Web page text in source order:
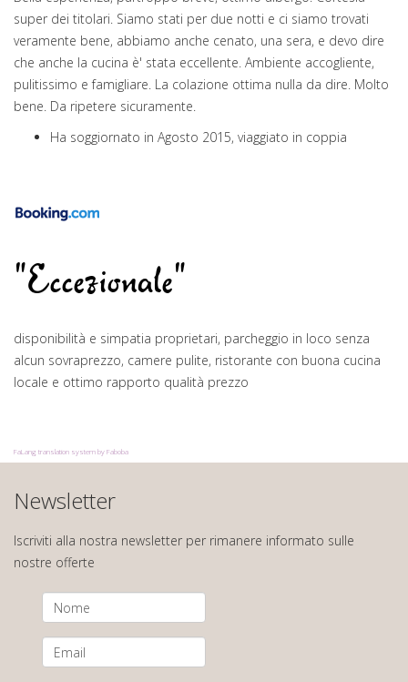
super dei titolari. Siamo stati per due notti e ci siamo trovati
veramente bene, abbiamo anche cenato, una sera, e devo dire
che anche la cucina è' stata eccellente. Ambiente accogliente,
pulitissimo e famigliare. La colazione ottima nulla da dire. Molto
bene. Da ripetere sicuramente.
Ha soggiornato in Agosto 2015, viaggiato in coppia
"Eccezionale"
disponibilità e simpatia proprietari, parcheggio in loco senza
alcun sovraprezzo, camere pulite, ristorante con buona cucina
locale e ottimo rapporto qualità prezzo
FaLang translation system by Faboba
Newsletter
Iscriviti alla nostra newsletter per rimanere informato sulle
nostre offerte